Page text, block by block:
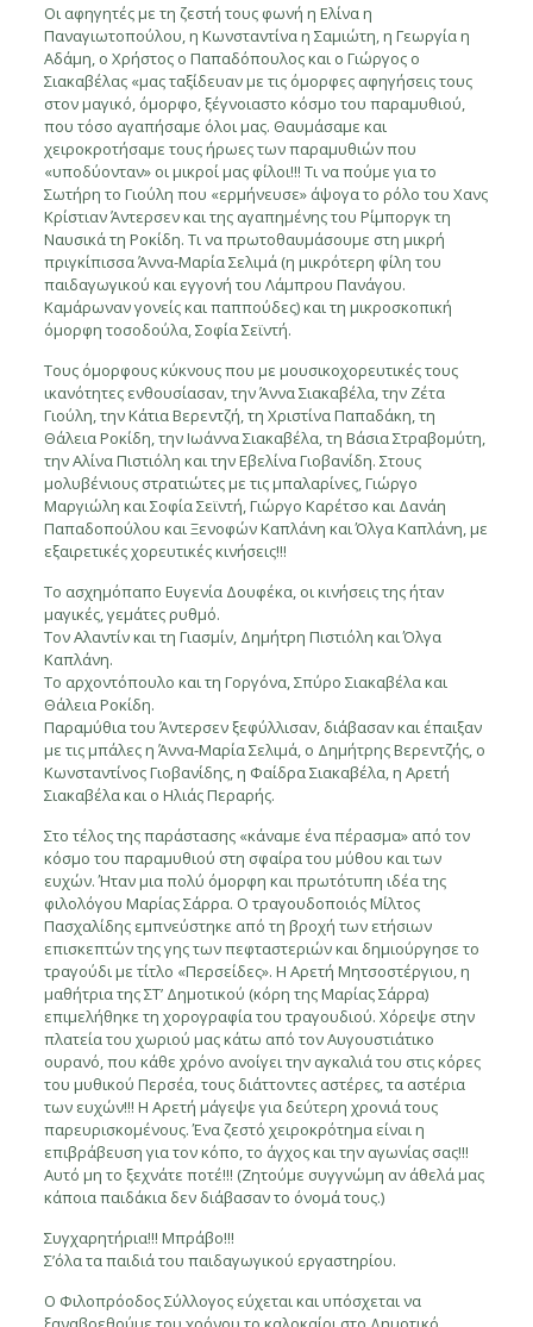
Οι αφηγητές με τη ζεστή τους φωνή η Ελίνα η
Παναγιωτοπούλου, η Κωνσταντίνα η Σαμιώτη, η Γεωργία η
Αδάμη, ο Χρήστος ο Παπαδόπουλος και ο Γιώργος ο
Σιακαβέλας «μας ταξίδευαν με τις όμορφες αφηγήσεις τους
στον μαγικό, όμορφο, ξέγνοιαστο κόσμο του παραμυθιού,
που τόσο αγαπήσαμε όλοι μας. Θαυμάσαμε και
χειροκροτήσαμε τους ήρωες των παραμυθιών που
«υποδύονταν» οι μικροί μας φίλοι!!! Τι να πούμε για το
Σωτήρη το Γιούλη που «ερμήνευσε» άψογα το ρόλο του Χανς
Κρίστιαν Άντερσεν και της αγαπημένης του Ρίμποργκ τη
Ναυσικά τη Ροκίδη. Τι να πρωτοθαυμάσουμε στη μικρή
πριγκίπισσα Άννα-Μαρία Σελιμά (η μικρότερη φίλη του
παιδαγωγικού και εγγονή του Λάμπρου Πανάγου.
Καμάρωναν γονείς και παππούδες) και τη μικροσκοπική
όμορφη τοσοδούλα, Σοφία Σεϊντή.
Τους όμορφους κύκνους που με μουσικοχορευτικές τους
ικανότητες ενθουσίασαν, την Άννα Σιακαβέλα, την Ζέτα
Γιούλη, την Κάτια Βερεντζή, τη Χριστίνα Παπαδάκη, τη
Θάλεια Ροκίδη, την Ιωάννα Σιακαβέλα, τη Βάσια Στραβομύτη,
την Αλίνα Πιστιόλη και την Εβελίνα Γιοβανίδη. Στους
μολυβένιους στρατιώτες με τις μπαλαρίνες, Γιώργο
Μαργιώλη και Σοφία Σεϊντή, Γιώργο Καρέτσο και Δανάη
Παπαδοπούλου και Ξενοφών Καπλάνη και Όλγα Καπλάνη, με
εξαιρετικές χορευτικές κινήσεις!!!
Το ασχημόπαπο Ευγενία Δουφέκα, οι κινήσεις της ήταν
μαγικές, γεμάτες ρυθμό.
Τον Αλαντίν και τη Γιασμίν, Δημήτρη Πιστιόλη και Όλγα
Καπλάνη.
Το αρχοντόπουλο και τη Γοργόνα, Σπύρο Σιακαβέλα και
Θάλεια Ροκίδη.
Παραμύθια του Άντερσεν ξεφύλλισαν, διάβασαν και έπαιξαν
με τις μπάλες η Άννα-Μαρία Σελιμά, ο Δημήτρης Βερεντζής, ο
Κωνσταντίνος Γιοβανίδης, η Φαίδρα Σιακαβέλα, η Αρετή
Σιακαβέλα και ο Ηλιάς Περαρής.
Στο τέλος της παράστασης «κάναμε ένα πέρασμα» από τον
κόσμο του παραμυθιού στη σφαίρα του μύθου και των
ευχών. Ήταν μια πολύ όμορφη και πρωτότυπη ιδέα της
φιλολόγου Μαρίας Σάρρα. Ο τραγουδοποιός Μίλτος
Πασχαλίδης εμπνεύστηκε από τη βροχή των ετήσιων
επισκεπτών της γης των πεφταστεριών και δημιούργησε το
τραγούδι με τίτλο «Περσείδες». Η Αρετή Μητσοστέργιου, η
μαθήτρια της ΣΤ’ Δημοτικού (κόρη της Μαρίας Σάρρα)
επιμελήθηκε τη χορογραφία του τραγουδιού. Χόρεψε στην
πλατεία του χωριού μας κάτω από τον Αυγουστιάτικο
ουρανό, που κάθε χρόνο ανοίγει την αγκαλιά του στις κόρες
του μυθικού Περσέα, τους διάττοντες αστέρες, τα αστέρια
των ευχών!!! Η Αρετή μάγεψε για δεύτερη χρονιά τους
παρευρισκομένους. Ένα ζεστό χειροκρότημα είναι η
επιβράβευση για τον κόπο, το άγχος και την αγωνίας σας!!!
Αυτό μη το ξεχνάτε ποτέ!!! (Ζητούμε συγγνώμη αν άθελά μας
κάποια παιδάκια δεν διάβασαν το όνομά τους.)
Συγχαρητήρια!!! Μπράβο!!!
Σ’όλα τα παιδιά του παιδαγωγικού εργαστηρίου.
Ο Φιλοπρόοδος Σύλλογος εύχεται και υπόσχεται να